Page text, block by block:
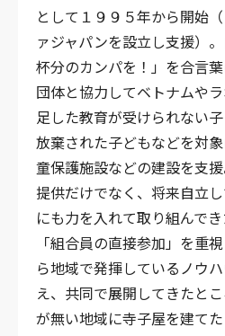
として１９９５年から開始
ァジャパンを設立し支援）
杯分のカンパを！」を合言
団体と協力してベトナムや
足した教育が受けられない
放棄された子どもなどを対
童保護施設などの建設を支
提供だけでなく、将来自立
にも力を入れて取り組んで
「組合員の直接参加」を重
ら地域で発揮しているノウ
え、共同で展開してきたと
が無い地域に寺子屋を建て